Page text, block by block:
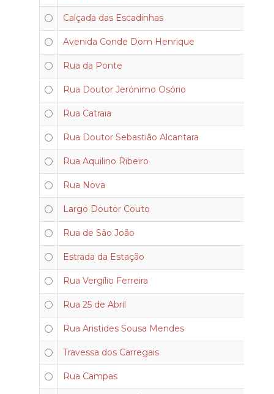
Calçada das Escadinhas
Avenida Conde Dom Henrique
Rua da Ponte
Rua Doutor Jerónimo Osório
Rua Catraia
Rua Doutor Sebastião Alcantara
Rua Aquilino Ribeiro
Rua Nova
Largo Doutor Couto
Rua de São João
Estrada da Estação
Rua Vergílio Ferreira
Rua 25 de Abril
Rua Aristides Sousa Mendes
Travessa dos Carregais
Rua Campas